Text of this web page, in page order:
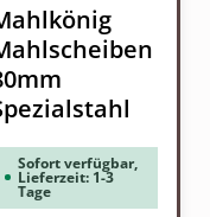
Sofort verfügbar,
Lieferzeit: 1-3
Tage